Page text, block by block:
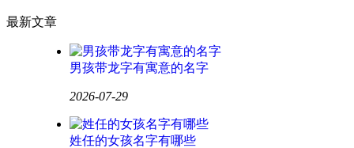
最新文章
男孩带龙字有寓意的名字
2026-07-29
姓任的女孩名字有哪些